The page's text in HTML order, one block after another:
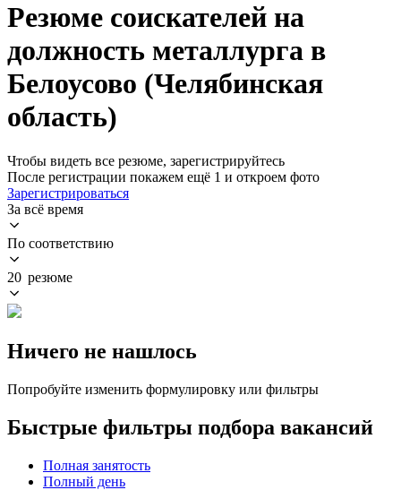
Резюме соискателей на
должность металлурга в
Белоусово (Челябинская
область)
Чтобы видеть все резюме, зарегистрируйтесь
После регистрации покажем ещё 1 и откроем фото
Зарегистрироваться
За всё время
По соответствию
20 резюме
Ничего не нашлось
Попробуйте изменить формулировку или фильтры
Быстрые фильтры подбора вакансий
Полная занятость
Полный день